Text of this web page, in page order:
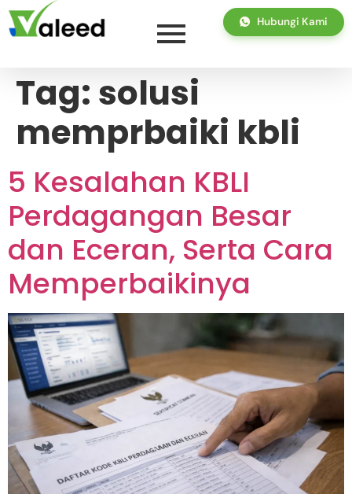
Hubungi Kami
Tag: solusi
memprbaiki kbli
5 Kesalahan KBLI
Perdagangan Besar
dan Eceran, Serta Cara
Memperbaikinya